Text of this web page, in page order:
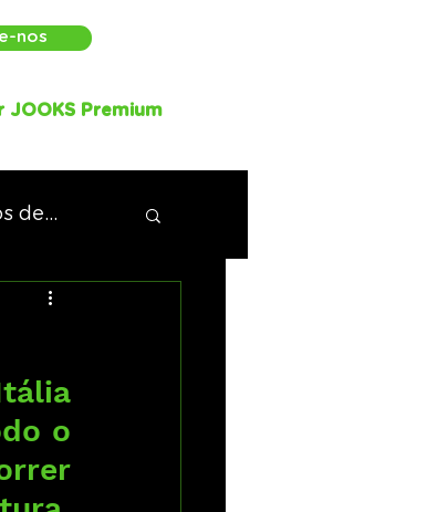
nos
JOOKS Premium
de...
o